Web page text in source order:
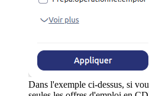
Dans l'exemple ci-dessus, si